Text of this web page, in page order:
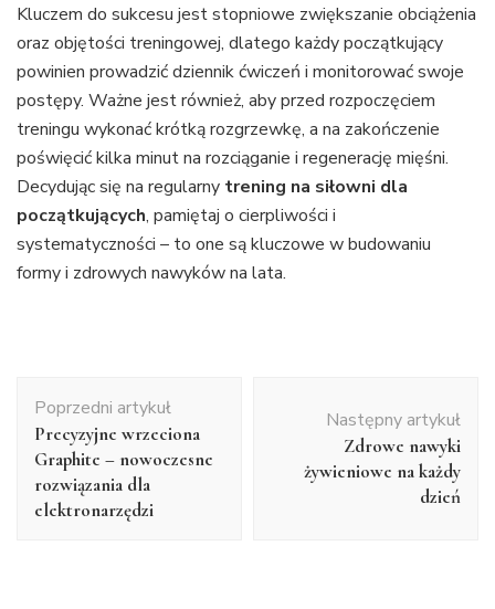
Kluczem do sukcesu jest stopniowe zwiększanie obciążenia
oraz objętości treningowej, dlatego każdy początkujący
powinien prowadzić dziennik ćwiczeń i monitorować swoje
postępy. Ważne jest również, aby przed rozpoczęciem
treningu wykonać krótką rozgrzewkę, a na zakończenie
poświęcić kilka minut na rozciąganie i regenerację mięśni.
Decydując się na regularny trening na siłowni dla
początkujących, pamiętaj o cierpliwości i
systematyczności – to one są kluczowe w budowaniu
formy i zdrowych nawyków na lata.
wpisu
Poprzedni artykuł
Precyzyjne wrzeciona
Graphite – nowoczesne
rozwiązania dla
elektronarzędzi
Następny artykuł
Zdrowe nawyki
żywieniowe na każdy
dzień